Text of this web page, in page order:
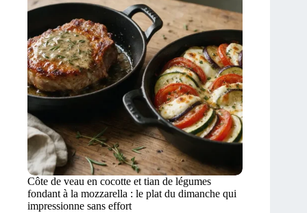
Côte de veau en cocotte et tian de légumes
fondant à la mozzarella : le plat du dimanche qui
impressionne sans effort